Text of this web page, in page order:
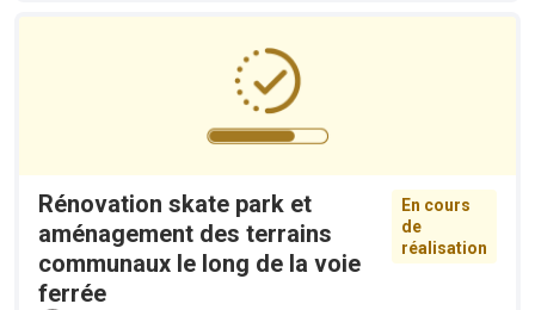
Rénovation skate park et
aménagement des terrains
communaux le long de la voie
ferrée
En cours
de
réalisation